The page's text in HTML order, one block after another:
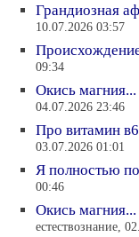
Грандиозная
10.07.2026 03:57
09:34
Окись
04.07.2026 23:46
Про витамин
03.07.2026 01:01
Я полностью
00:46
Окись магния...
естествознание,